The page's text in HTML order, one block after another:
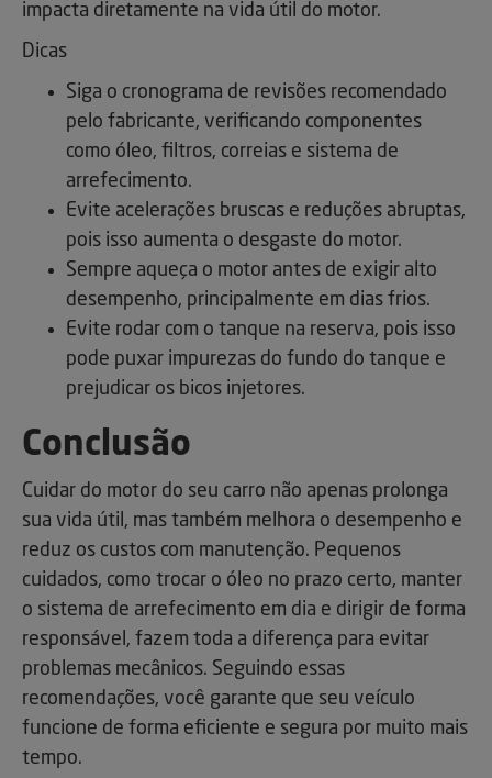
impacta diretamente na vida útil do motor.
Dicas
Siga o cronograma de revisões recomendado
pelo fabricante, verificando componentes
como óleo, filtros, correias e sistema de
arrefecimento.
Evite acelerações bruscas e reduções abruptas,
pois isso aumenta o desgaste do motor.
Sempre aqueça o motor antes de exigir alto
desempenho, principalmente em dias frios.
Evite rodar com o tanque na reserva, pois isso
pode puxar impurezas do fundo do tanque e
prejudicar os bicos injetores.
Conclusão
Cuidar do motor do seu carro não apenas prolonga
sua vida útil, mas também melhora o desempenho e
reduz os custos com manutenção. Pequenos
cuidados, como trocar o óleo no prazo certo, manter
o sistema de arrefecimento em dia e dirigir de forma
responsável, fazem toda a diferença para evitar
problemas mecânicos. Seguindo essas
recomendações, você garante que seu veículo
funcione de forma eficiente e segura por muito mais
tempo.